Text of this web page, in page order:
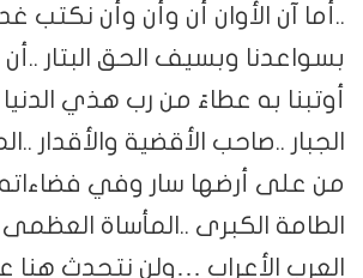
..أما آن الأوان أن وأن وأن نكتب
بسواعدنا وبسيف الحق البتار
أوتبنا به عطاءً من رب هذي الدنيا
الجبار ..صاحب الأقضية والأقدار
من على أرضها سار وفي
الطامة الكبرى ..المأساة
العرب الأعراب …ولن نتحدث هنا